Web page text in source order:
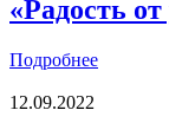
«Радость
Подробнее
12.09.2022